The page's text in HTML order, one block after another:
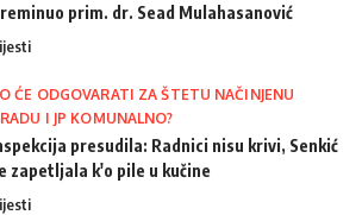
prim. dr. Sead Mulahasanović
ĆE ODGOVARATI ZA ŠTETU NAČINJENU
I JP KOMUNALNO?
presudila: Radnici nisu krivi, Senkić
zapetljala k'o pile u kučine